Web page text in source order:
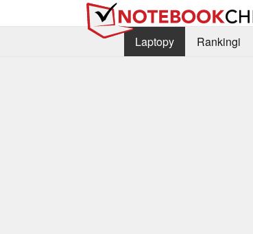
Laptopy
Rankingi